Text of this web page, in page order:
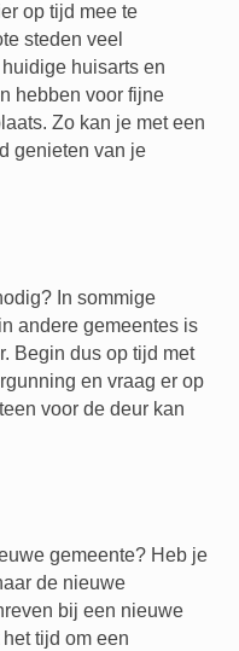
op tijd mee te
steden veel
huisarts en
hebben voor fijne
Zo kan je met een
genieten van je
In sommige
andere gemeentes is
Begin dus op tijd met
en vraag er op
voor de deur kan
gemeente? Heb je
de nieuwe
bij een nieuwe
tijd om een